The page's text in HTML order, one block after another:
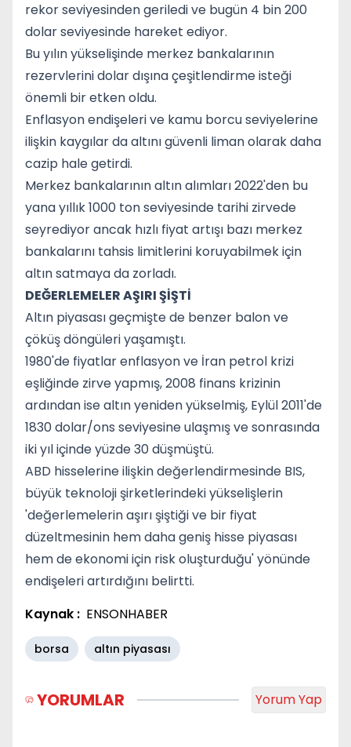
rekor seviyesinden geriledi ve bugün 4 bin 200
dolar seviyesinde hareket ediyor.
Bu yılın yükselişinde merkez bankalarının
rezervlerini dolar dışına çeşitlendirme isteği
önemli bir etken oldu.
Enflasyon endişeleri ve kamu borcu seviyelerine
ilişkin kaygılar da altını güvenli liman olarak daha
cazip hale getirdi.
Merkez bankalarının altın alımları 2022'den bu
yana yıllık 1000 ton seviyesinde tarihi zirvede
seyrediyor ancak hızlı fiyat artışı bazı merkez
bankalarını tahsis limitlerini koruyabilmek için
altın satmaya da zorladı.
DEĞERLEMELER AŞIRI ŞİŞTİ
Altın piyasası geçmişte de benzer balon ve
çöküş döngüleri yaşamıştı.
1980'de fiyatlar enflasyon ve İran petrol krizi
eşliğinde zirve yapmış, 2008 finans krizinin
ardından ise altın yeniden yükselmiş, Eylül 2011'de
1830 dolar/ons seviyesine ulaşmış ve sonrasında
iki yıl içinde yüzde 30 düşmüştü.
ABD hisselerine ilişkin değerlendirmesinde BIS,
büyük teknoloji şirketlerindeki yükselişlerin
'değerlemelerin aşırı şiştiği ve bir fiyat
düzeltmesinin hem daha geniş hisse piyasası
hem de ekonomi için risk oluşturduğu' yönünde
endişeleri artırdığını belirtti.
Kaynak : ENSONHABER
borsa altın piyasası
YORUMLAR Yorum Yap